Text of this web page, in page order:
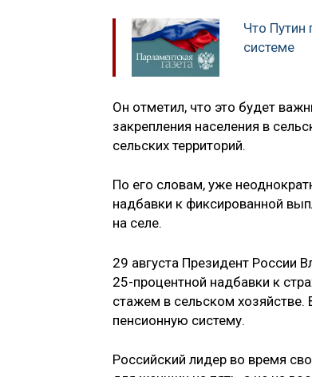
Что Путин
системе
Он отметил, что это будет
закрепления населения в
сельских территорий.
По его словам, уже
надбавки к фиксированной
на селе.
29 августа Президент России
25-процентной надбавки к
стажем в сельском
пенсионную систему.
Российский лидер во время